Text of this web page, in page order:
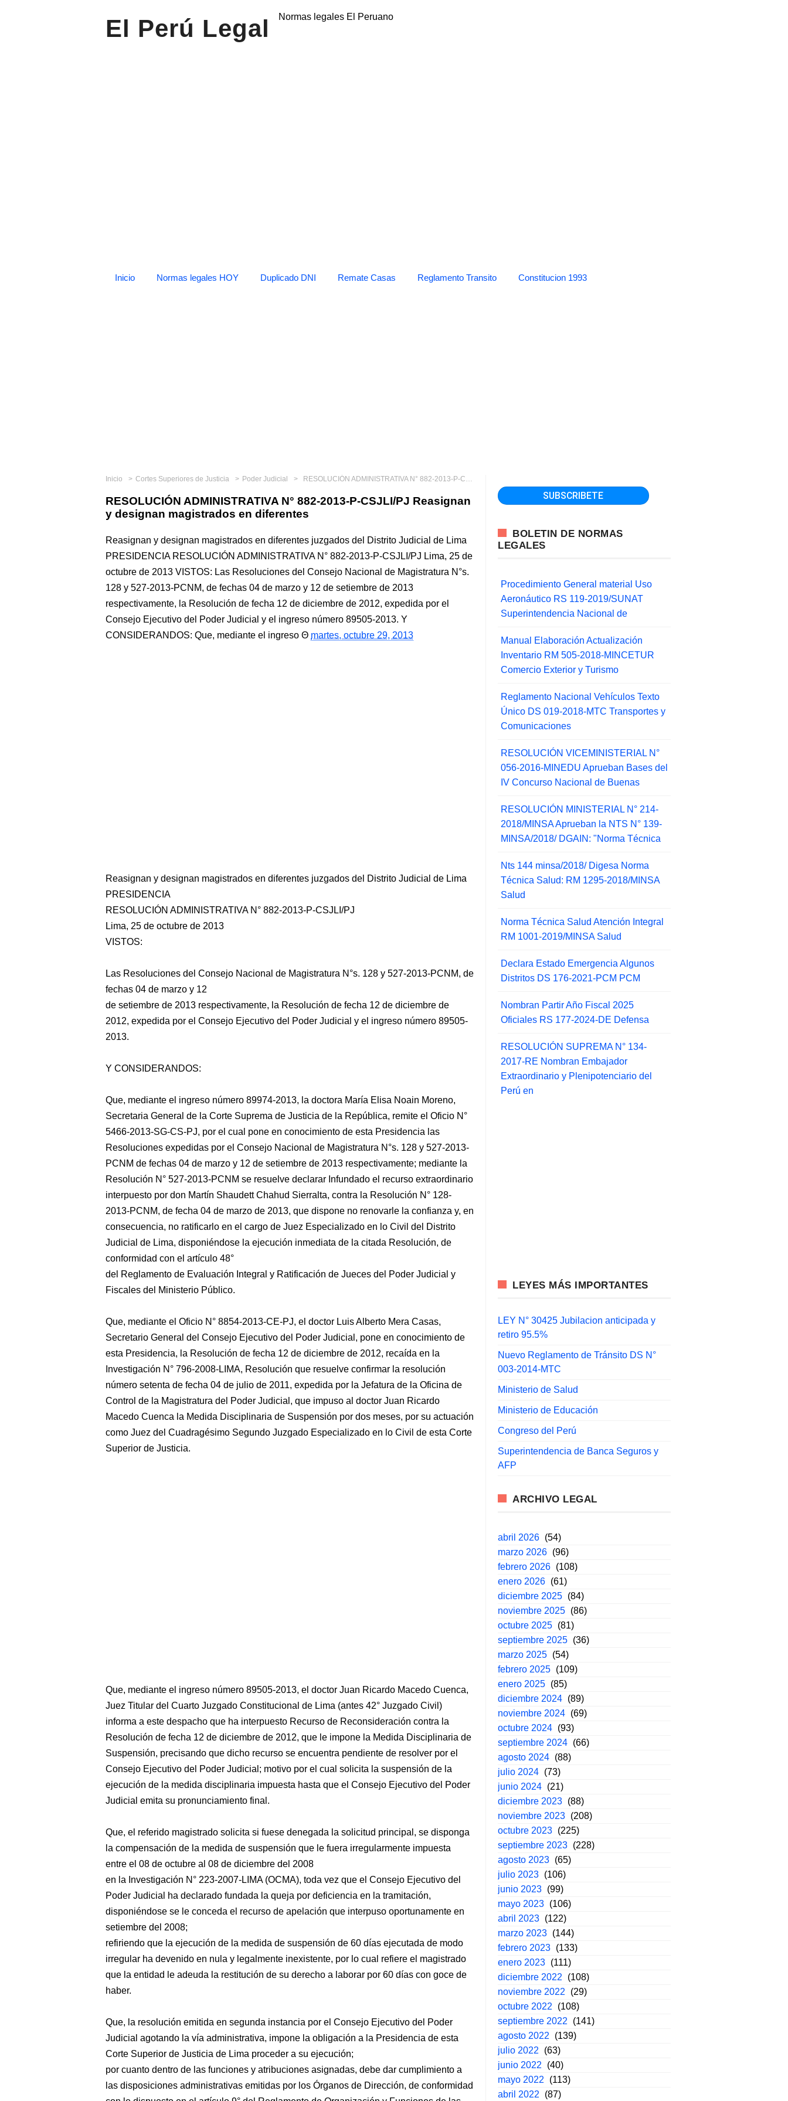
El Perú Legal Normas legales El Peruano
Inicio Normas legales HOY Duplicado DNI Remate Casas Reglamento Transito Constitucion 1993
Inicio Cortes Superiores de Justicia Poder Judicial RESOLUCIÓN ADMINISTRATIVA N° 882-2013-P-CSJLI/PJ Reasignan y designan magistrados en diferentes
RESOLUCIÓN ADMINISTRATIVA N° 882-2013-P-CSJLI/PJ Reasignan
y designan magistrados en diferentes
Reasignan y designan magistrados en diferentes juzgados del Distrito Judicial de Lima
PRESIDENCIA RESOLUCIÓN ADMINISTRATIVA N° 882-2013-P-CSJLI/PJ Lima, 25 de
octubre de 2013 VISTOS: Las Resoluciones del Consejo Nacional de Magistratura N°s.
128 y 527-2013-PCNM, de fechas 04 de marzo y 12 de setiembre de 2013
respectivamente, la Resolución de fecha 12 de diciembre de 2012, expedida por el
Consejo Ejecutivo del Poder Judicial y el ingreso número 89505-2013. Y
CONSIDERANDOS: Que, mediante el ingreso
martes, octubre 29, 2013
Reasignan y designan magistrados en diferentes juzgados del Distrito Judicial de Lima
PRESIDENCIA
RESOLUCIÓN ADMINISTRATIVA N° 882-2013-P-CSJLI/PJ
Lima, 25 de octubre de 2013
VISTOS:
Las Resoluciones del Consejo Nacional de Magistratura N°s. 128 y 527-2013-PCNM, de
fechas 04 de marzo y 12
de setiembre de 2013 respectivamente, la Resolución de fecha 12 de diciembre de
2012, expedida por el Consejo Ejecutivo del Poder Judicial y el ingreso número 89505-
2013.
Y CONSIDERANDOS:
Que, mediante el ingreso número 89974-2013, la doctora María Elisa Noain Moreno,
Secretaria General de la Corte Suprema de Justicia de la República, remite el Oficio N°
5466-2013-SG-CS-PJ, por el cual pone en conocimiento de esta Presidencia las
Resoluciones expedidas por el Consejo Nacional de Magistratura N°s. 128 y 527-2013-
PCNM de fechas 04 de marzo y 12 de setiembre de 2013 respectivamente; mediante la
Resolución N° 527-2013-PCNM se resuelve declarar Infundado el recurso extraordinario
interpuesto por don Martín Shaudett Chahud Sierralta, contra la Resolución N° 128-
2013-PCNM, de fecha 04 de marzo de 2013, que dispone no renovarle la confianza y, en
consecuencia, no ratificarlo en el cargo de Juez Especializado en lo Civil del Distrito
Judicial de Lima, disponiéndose la ejecución inmediata de la citada Resolución, de
conformidad con el artículo 48°
del Reglamento de Evaluación Integral y Ratificación de Jueces del Poder Judicial y
Fiscales del Ministerio Público.
Que, mediante el Oficio N° 8854-2013-CE-PJ, el doctor Luis Alberto Mera Casas,
Secretario General del Consejo Ejecutivo del Poder Judicial, pone en conocimiento de
esta Presidencia, la Resolución de fecha 12 de diciembre de 2012, recaída en la
Investigación N° 796-2008-LIMA, Resolución que resuelve confirmar la resolución
número setenta de fecha 04 de julio de 2011, expedida por la Jefatura de la Oficina de
Control de la Magistratura del Poder Judicial, que impuso al doctor Juan Ricardo
Macedo Cuenca la Medida Disciplinaria de Suspensión por dos meses, por su actuación
como Juez del Cuadragésimo Segundo Juzgado Especializado en lo Civil de esta Corte
Superior de Justicia.
Que, mediante el ingreso número 89505-2013, el doctor Juan Ricardo Macedo Cuenca,
Juez Titular del Cuarto Juzgado Constitucional de Lima (antes 42° Juzgado Civil)
informa a este despacho que ha interpuesto Recurso de Reconsideración contra la
Resolución de fecha 12 de diciembre de 2012, que le impone la Medida Disciplinaria de
Suspensión, precisando que dicho recurso se encuentra pendiente de resolver por el
Consejo Ejecutivo del Poder Judicial; motivo por el cual solicita la suspensión de la
ejecución de la medida disciplinaria impuesta hasta que el Consejo Ejecutivo del Poder
Judicial emita su pronunciamiento final.
Que, el referido magistrado solicita si fuese denegada la solicitud principal, se disponga
la compensación de la medida de suspensión que le fuera irregularmente impuesta
entre el 08 de octubre al 08 de diciembre del 2008
en la Investigación N° 223-2007-LIMA (OCMA), toda vez que el Consejo Ejecutivo del
Poder Judicial ha declarado fundada la queja por deficiencia en la tramitación,
disponiéndose se le conceda el recurso de apelación que interpuso oportunamente en
setiembre del 2008;
refiriendo que la ejecución de la medida de suspensión de 60 días ejecutada de modo
irregular ha devenido en nula y legalmente inexistente, por lo cual refiere el magistrado
que la entidad le adeuda la restitución de su derecho a laborar por 60 días con goce de
haber.
Que, la resolución emitida en segunda instancia por el Consejo Ejecutivo del Poder
Judicial agotando la vía administrativa, impone la obligación a la Presidencia de esta
Corte Superior de Justicia de Lima proceder a su ejecución;
por cuanto dentro de las funciones y atribuciones asignadas, debe dar cumplimiento a
las disposiciones administrativas emitidas por los Órganos de Dirección, de conformidad
BOLETIN DE NORMAS
LEGALES
Procedimiento General material Uso
Aeronáutico RS 119-2019/SUNAT
Superintendencia Nacional de
Manual Elaboración Actualización
Inventario RM 505-2018-MINCETUR
Comercio Exterior y Turismo
Reglamento Nacional Vehículos Texto
Único DS 019-2018-MTC Transportes y
Comunicaciones
RESOLUCIÓN VICEMINISTERIAL N°
056-2016-MINEDU Aprueban Bases del
IV Concurso Nacional de Buenas
RESOLUCIÓN MINISTERIAL N° 214-
2018/MINSA Aprueban la NTS N° 139-
MINSA/2018/ DGAIN: "Norma Técnica
Nts 144 minsa/2018/ Digesa Norma
Técnica Salud: RM 1295-2018/MINSA
Salud
Norma Técnica Salud Atención Integral
RM 1001-2019/MINSA Salud
Declara Estado Emergencia Algunos
Distritos DS 176-2021-PCM PCM
Nombran Partir Año Fiscal 2025
Oficiales RS 177-2024-DE Defensa
RESOLUCIÓN SUPREMA N° 134-
2017-RE Nombran Embajador
Extraordinario y Plenipotenciario del
Perú en
LEYES MÁS IMPORTANTES
LEY N° 30425 Jubilacion anticipada y
retiro 95.5%
Nuevo Reglamento de Tránsito DS N°
003-2014-MTC
Ministerio de Salud
Ministerio de Educación
Congreso del Perú
Superintendencia de Banca Seguros y
AFP
ARCHIVO LEGAL
abril 2026 (54)
marzo 2026 (96)
febrero 2026 (108)
enero 2026 (61)
diciembre 2025 (84)
noviembre 2025 (86)
octubre 2025 (81)
septiembre 2025 (36)
marzo 2025 (54)
febrero 2025 (109)
enero 2025 (85)
diciembre 2024 (89)
noviembre 2024 (69)
octubre 2024 (93)
septiembre 2024 (66)
agosto 2024 (88)
julio 2024 (73)
junio 2024 (21)
diciembre 2023 (88)
noviembre 2023 (208)
octubre 2023 (225)
septiembre 2023 (228)
agosto 2023 (65)
julio 2023 (106)
junio 2023 (99)
mayo 2023 (106)
abril 2023 (122)
marzo 2023 (144)
febrero 2023 (133)
enero 2023 (111)
diciembre 2022
(108)
noviembre 2022
(29)
octubre 2022
(108)
septiembre 2022
(141)
agosto 2022
(139)
julio 2022
(63)
junio 2022
(40)
mayo 2022
(113)
abril 2022
(87)